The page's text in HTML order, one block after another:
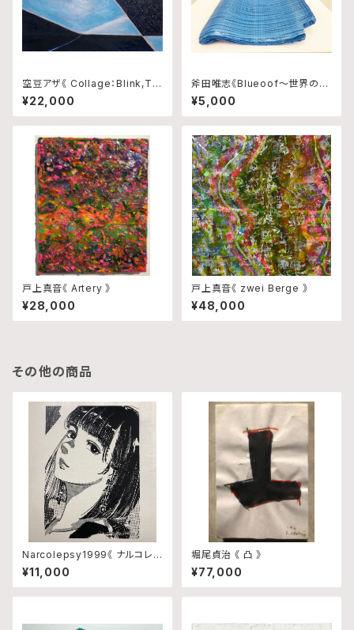
空豆アザ《 Collage：Blink,Tra
ce and Rhythm No.10 》
¥22,000
斧田唯志《Blueoof〜世界の真
ん中で輝いた日本政府から千葉
県民へ贈り物〜》
¥5,000
戸上真音《 Artery 》
¥28,000
戸上真音《 zwei Berge 》
¥48,000
その他の商品
Narcolepsy1999《 ナルコレプ
シー 》 TYPE-A
¥11,000
堀尾貞治 《 凸 》
¥77,000